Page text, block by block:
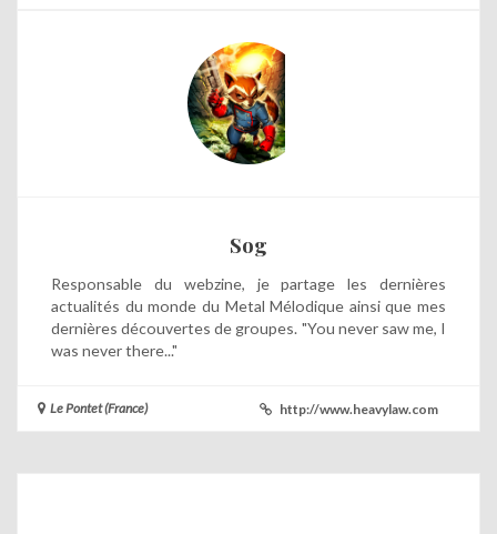
Sog
Responsable du webzine, je partage les dernières
actualités du monde du Metal Mélodique ainsi que mes
dernières découvertes de groupes. "You never saw me, I
was never there..."
Le Pontet (France) http://www.heavylaw.com